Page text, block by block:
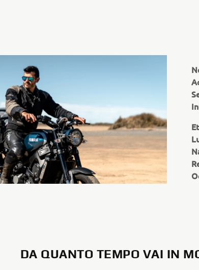
DA QUANTO TEMPO VAI IN